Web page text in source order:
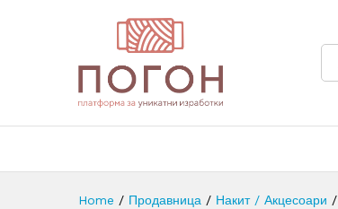
Home / Продавница / Накит / Акцесоари /